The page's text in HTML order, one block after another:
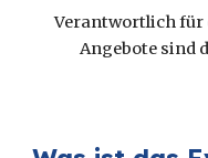
Verantwortlich für
Angebote sind